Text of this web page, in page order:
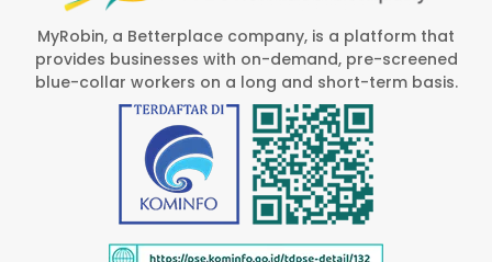
MyRobin, a Betterplace company, is a platform that
provides businesses with on-demand, pre-screened
blue-collar workers on a long and short-term basis.